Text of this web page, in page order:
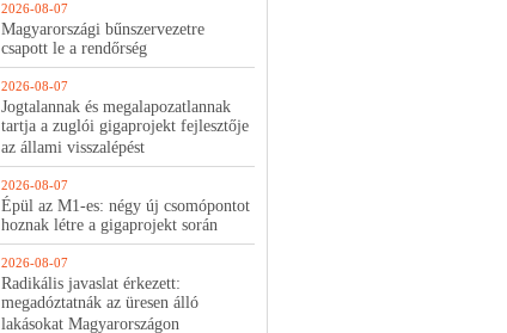
2026-08-07
Magyarországi bűnszervezetre
csapott le a rendőrség
2026-08-07
Jogtalannak és megalapozatlannak
tartja a zuglói gigaprojekt fejlesztője
az állami visszalépést
2026-08-07
Épül az M1-es: négy új csomópontot
hoznak létre a gigaprojekt során
2026-08-07
Radikális javaslat érkezett:
megadóztatnák az üresen álló
lakásokat Magyarországon